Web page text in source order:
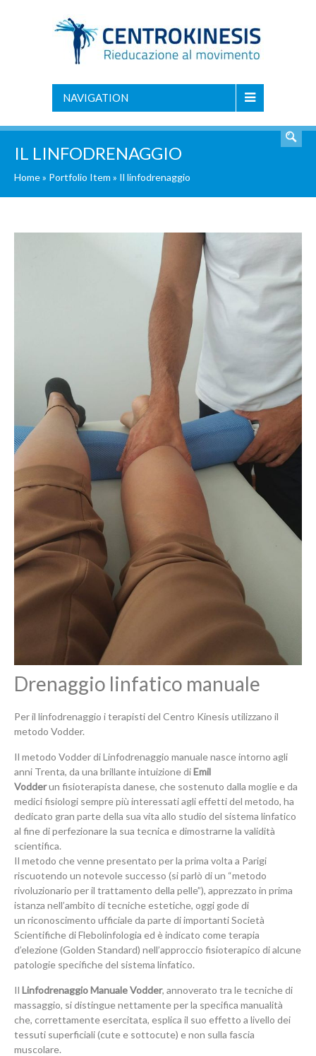
NAVIGATION
IL LINFODRENAGGIO
Home» Portfolio Item » Il linfodrenaggio
Drenaggio linfatico manuale
Per il linfodrenaggio i terapisti del Centro Kinesis utilizzano il
metodo Vodder.
Il metodo Vodder di Linfodrenaggio manuale nasce intorno agli
anni Trenta, da una brillante intuizione diEmil
Vodderun fisioterapista danese, che sostenuto dalla moglie e da
medici fisiologi sempre più interessati agli effetti del metodo, ha
dedicato gran parte della sua vita allo studio del sistema linfatico
al fine di perfezionare la sua tecnica e dimostrarne la validità
scientifica.
Il metodo che venne presentato per la prima volta a Parigi
riscuotendo un notevole successo (si parlò di un “metodo
rivoluzionario per il trattamento della pelle”), apprezzato in prima
istanza nell’ambito di tecniche estetiche, oggi gode di
un riconoscimento ufficiale da parte di importanti Società
Scientifiche di Flebolinfologia ed è indicato come terapia
d’elezione (Golden Standard) nell’approccio fisioterapico di alcune
patologie specifiche del sistema linfatico.
Il Linfodrenaggio Manuale Vodder, annoverato tra le tecniche di
massaggio, si distingue nettamente per la specifica manualità
che, correttamente esercitata, esplica il suo effetto a livello dei
tessuti superficiali (cute e sottocute) e non sulla fascia
muscolare.